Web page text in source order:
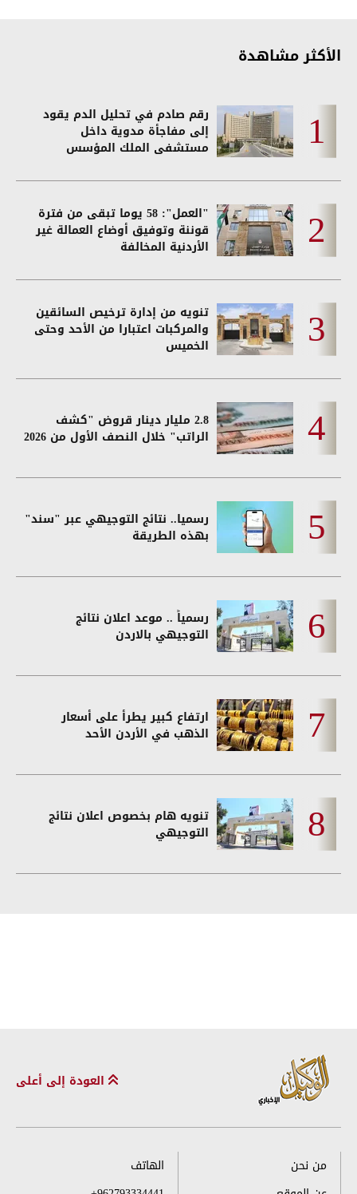
الأكثر مشاهدة
رقم صادم في تحليل الدم يقود
إلى مفاجأة مدوية داخل
مستشفى الملك المؤسس
"العمل": 58 يوما تبقى من فترة
قوننة وتوفيق أوضاع العمالة غير
الأردنية المخالفة
تنويه من إدارة ترخيص السائقين
والمركبات اعتبارا من الأحد وحتى
الخميس
2.8 مليار دينار قروض "كشف
الراتب" خلال النصف الأول من 2026
رسميا.. نتائج التوجيهي عبر "سند"
بهذه الطريقة
رسمياً .. موعد اعلان نتائج
التوجيهي بالاردن
ارتفاع كبير يطرأ على أسعار
الذهب في الأردن الأحد
تنويه هام بخصوص اعلان نتائج
التوجيهي
العودة إلى أعلى
من نحن
الهاتف